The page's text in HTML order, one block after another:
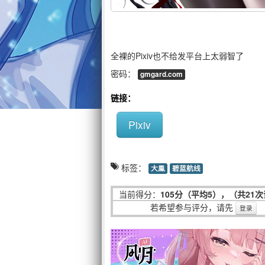
全裸的Pixiv也不给发平台上太弱智了
密码：
gmgard.com
链接：
Pixiv
标签： 大鳯 碧蓝航线
当前得分： 105分（平均5），（共21
若希望参与评分，请先
登录